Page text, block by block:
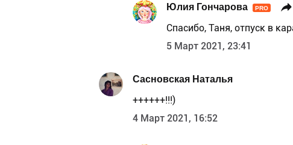
Юлия Гончарова PRO
Спасибо, Таня, отпуск в
5 Март 2021, 23:41
Сасновская Наталья
++++++!!!)
4 Март 2021, 16:52